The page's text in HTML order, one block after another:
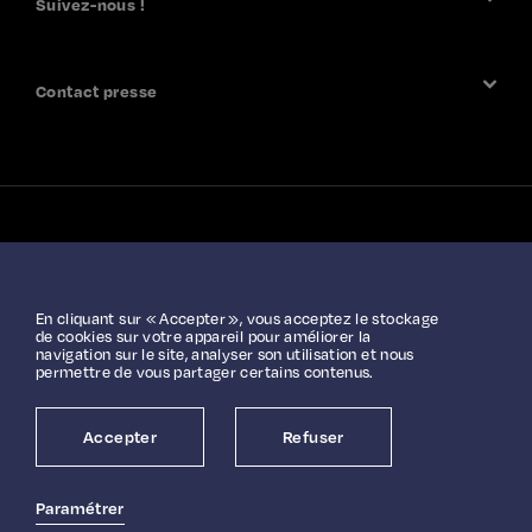
Suivez-nous !
L'Aventure Peugeot
Contact presse
Informations légales
Préférences cookies
En cliquant sur « Accepter », vous acceptez le stockage
de cookies sur votre appareil pour améliorer la
navigation sur le site, analyser son utilisation et nous
permettre de vous partager certains contenus.
Accepter Refuser
Paramétrer